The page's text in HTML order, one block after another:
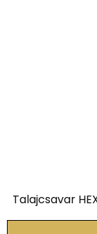
Talajcsavar